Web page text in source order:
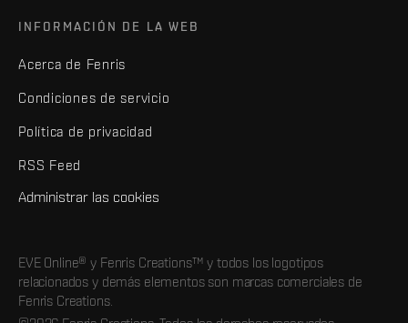
INFORMACIÓN DE LA WEB
Acerca de Fenris
Condiciones de servicio
Política de privacidad
RSS Feed
Administrar las cookies
EVE Online® y Fenris Creations™ y todos los logotipos
relacionados y demás elementos son marcas comerciales de
Fenris Creations.